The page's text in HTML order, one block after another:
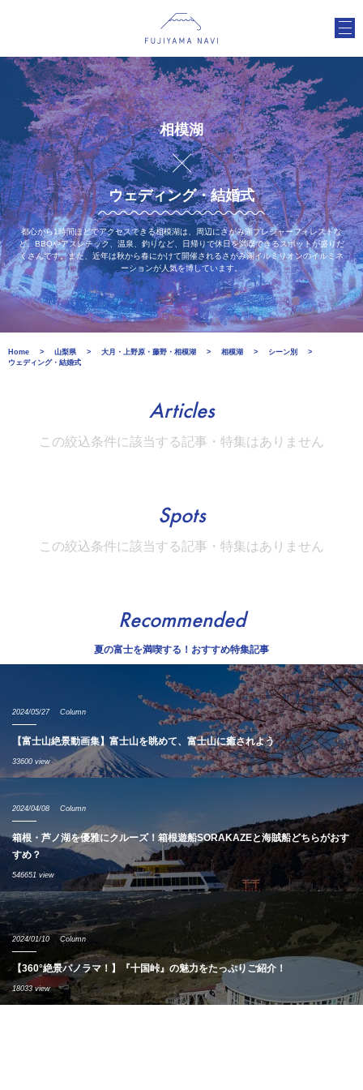
相模湖
ウェディング・結婚式
都心から1時間ほどでアクセスできる相模湖は、周辺にさがみ湖プレジャーフォレストな
ど、BBQやアスレチック、温泉、釣りなど、日帰りで休日を満喫できるスポットが盛りだ
くさんです。また、近年は秋から春にかけて開催されるさがみ湖イルミリオンのイルミネ
ーションが人気を博しています。
Home 山梨県 大月・上野原・藤野・相模湖 相模湖
シーン別
ウェディング・結婚式
Articles
この絞込条件に該当する記事・特集はありません
Spots
この絞込条件に該当する記事・特集はありません
Recommended
夏の富士を満喫する！おすすめ特集記事
2024/05/27 Column
【富士山絶景動画集】富士山を眺めて、富士山に癒されよう
33600 view
2024/04/08 Column
箱根・芦ノ湖を優雅にクルーズ！箱根遊船SORAKAZEと海賊船どちらがおす
すめ？
546651 view
2024/01/10 Column
【360°絶景パノラマ！】『十国峠』の魅力をたっぷりご紹介！
18033 view